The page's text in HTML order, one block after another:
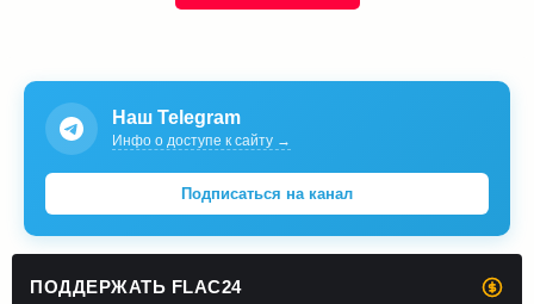
Наш Telegram
Инфо о доступе к сайту →
Подписаться на канал
ПОДДЕРЖАТЬ FLAC24